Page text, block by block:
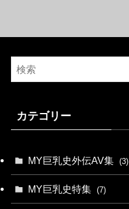
カテゴリー
MY巨乳史外伝AV集 (3)
MY巨乳史特集 (7)